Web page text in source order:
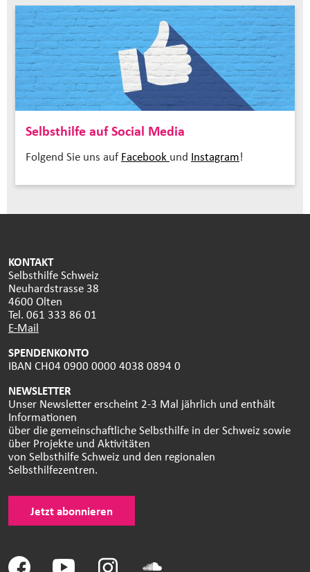
Selbsthilfe auf Social Media
Folgend Sie uns aufFacebook und Instagram!
KONTAKT
Selbsthilfe Schweiz
Neuhardstrasse 38
4600 Olten
Tel. 061 333 86 01
E-Mail
SPENDENKONTO
IBAN CH04 0900 0000 4038 0894 0
NEWSLETTER
Unser Newsletter erscheint 2-3 Mal jährlich und enthält
Informationen
über die gemeinschaftliche Selbsthilfe in der Schweiz sowie
über Projekte und Aktivitäten
von Selbsthilfe Schweiz und den regionalen
Selbsthilfezentren.
Jetzt abonnieren